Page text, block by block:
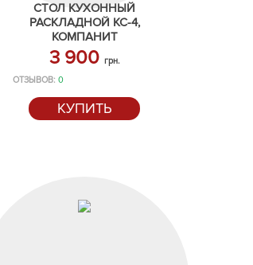
СТОЛ КУХОННЫЙ
РАСКЛАДНОЙ КС-4,
КОМПАНИТ
3 900 грн.
ОТЗЫВОВ: 0
КУПИТЬ